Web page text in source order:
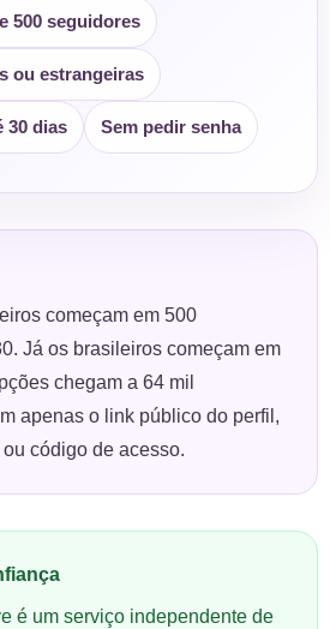
500 seguidores
ou estrangeiras
30 dias Sem pedir senha
começam em 500
Já os brasileiros começam em
chegam a 64 mil
apenas o link público do perfil,
código de acesso.
é um serviço independente de